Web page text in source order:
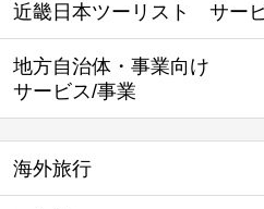
近畿日本ツーリスト サー
地方自治体・事業向け
サービス/事業
海外旅行